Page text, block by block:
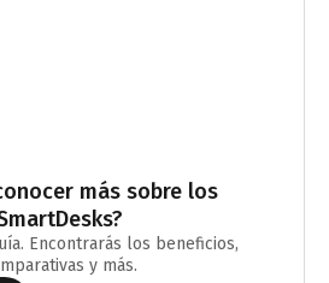
más sobre los
Encontrarás los beneficios,
y más.